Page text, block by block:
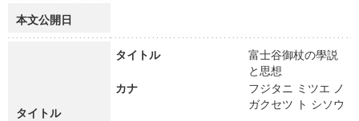
本文公開日
タイトル
タイトル
富士谷御杖の學説
と思想
カナ
フジタニ ミツエ ノ
ガクセツ ト シソウ